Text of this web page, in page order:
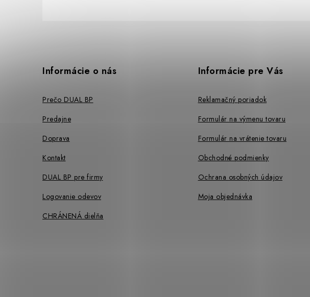
Informácie o nás
Prečo DUAL BP
Predajne
Doprava
Kontakt
DUAL BP pre firmy
Logovanie odevov
CHRÁNENÁ dielňa
Informácie pre Vás
Reklamačný poriadok
Formulár na výmenu tovaru
Formulár na vrátenie tovaru
Obchodné podmienky
Ochrana osobných údajov
Moja objednávka